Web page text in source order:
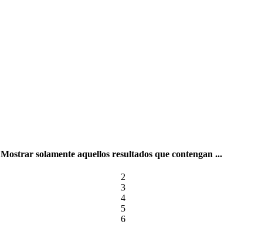
Mostrar solamente aquellos resultados que contengan ...
2
3
4
5
6